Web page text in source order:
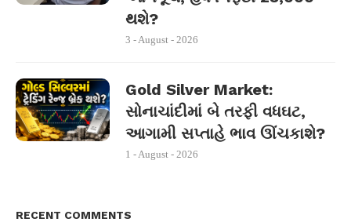
થશે?
3 - August - 2026
Gold Silver Market:
સોનાચાંદીમાં બે તરફી વધઘટ,
આગામી સપ્તાહે ભાવ ઊંચકાશે?
1 - August - 2026
RECENT COMMENTS